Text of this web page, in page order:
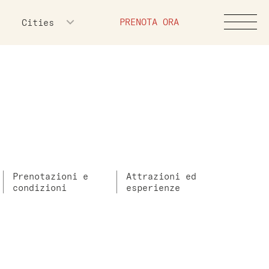
PRENOTA ORA
Cities
Prenotazioni e
condizioni
Attrazioni ed
esperienze